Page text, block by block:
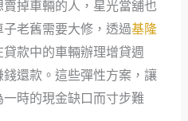
掉車輛的人，星光當舖也
老舊需要大修，透過基隆
款中的車輛辦理增貸週
還款。這些彈性方案，讓
時的現金缺口而寸步難